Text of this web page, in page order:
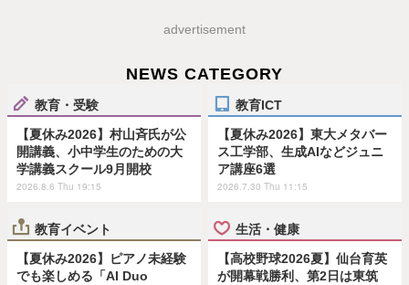
advertisement
NEWS CATEGORY
教育・受験
【夏休み2026】村山斉氏が公
開講義、小中学生のための大
学講義スクール9月開校
2026.8.6 Thu 19:15
教育ICT
【夏休み2026】東大メタバー
ス工学部、生成AIなどジュニ
ア講座6選
2026.7.30 Thu 11:15
教育イベント
【夏休み2026】ピアノ未経験
でも楽しめる「AI Duo
生活・健康
【高校野球2026夏】仙台育英
が開幕戦勝利、第2日は東筑